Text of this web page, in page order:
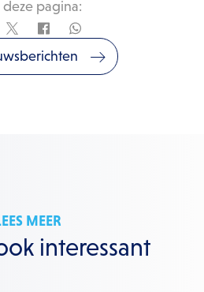
deze pagina:
MEER
interessant